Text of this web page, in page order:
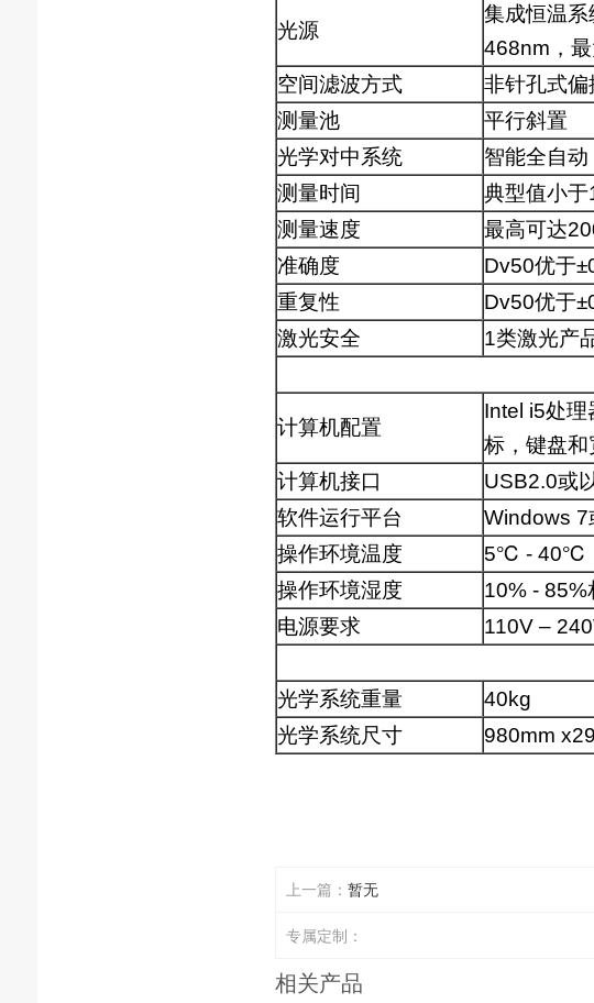
光源
集成恒温
468nm，
空间滤波方式
非针孔式
测量池
平行斜置
光学对中系统
智能全自动
测量时间
典型值小于
测量速度
最高可达
准确度
Dv50优于
重复性
Dv50优于
激光安全
1类激光产
计算机配置
Intel i5处
标，键盘
计算机接口
USB2.0或
软件运行平台
Windows 7
操作环境温度
5℃ - 40℃
操作环境湿度
10% - 85%
电源要求
110V –
光学系统重量
40kg
光学系统尺寸
980mm
上一篇： 暂无
专属定制：
相关产品